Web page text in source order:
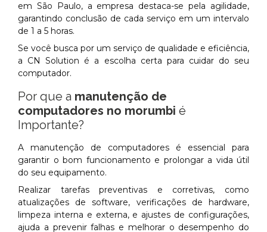
em São Paulo, a empresa destaca-se pela agilidade,
garantindo conclusão de cada serviço em um intervalo
de 1 a 5 horas.
Se você busca por um serviço de qualidade e eficiência,
a CN Solution é a escolha certa para cuidar do seu
computador.
Por que a manutenção de
computadores no morumbi é
Importante?
A manutenção de computadores é essencial para
garantir o bom funcionamento e prolongar a vida útil
do seu equipamento.
Realizar tarefas preventivas e corretivas, como
atualizações de software, verificações de hardware,
limpeza interna e externa, e ajustes de configurações,
ajuda a prevenir falhas e melhorar o desempenho do